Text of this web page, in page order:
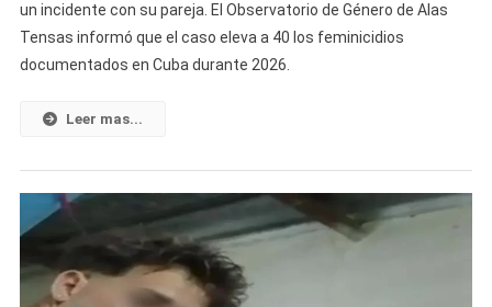
Dos
Hijos
Fallece
De
Una
Azotea
Durante
Un
un incidente con su pareja. El Observatorio de Género de Alas
Tensas informó que el caso eleva a 40 los feminicidios
documentados en Cuba durante 2026.
Leer mas...